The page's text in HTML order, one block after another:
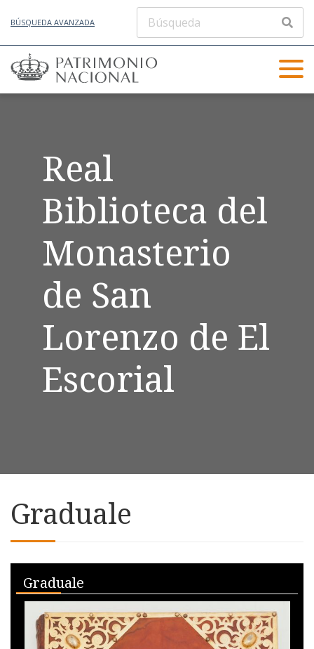
BÚSQUEDA AVANZADA
Real
Biblioteca del
Monasterio
de San
Lorenzo de El
Escorial
Graduale
Media Viewer
Graduale